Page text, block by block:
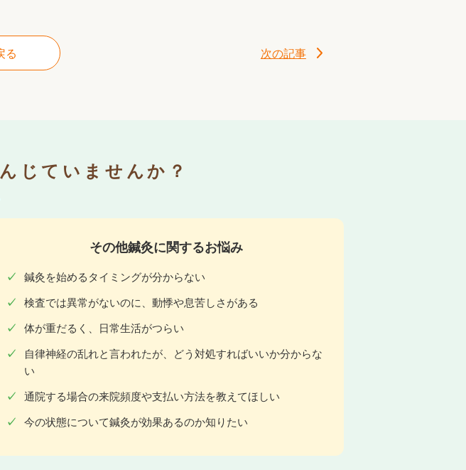
る 次の記事
じていませんか？
その他鍼灸に関するお悩み
鍼灸を始めるタイミングが分からない
検査では異常がないのに、動悸や息苦しさがある
体が重だるく、日常生活がつらい
自律神経の乱れと言われたが、どう対処すればいいか分からな
い
通院する場合の来院頻度や支払い方法を教えてほしい
今の状態について鍼灸が効果あるのか知りたい